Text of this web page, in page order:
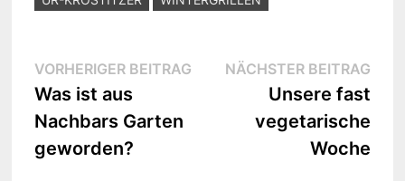
Beitragsnavigation
VORHERIGER BEITRAGVorheriger
Was ist aus
Nachbars Garten
geworden?
NÄCHSTER BEITRAG
Unsere fast
vegetarische
Woche